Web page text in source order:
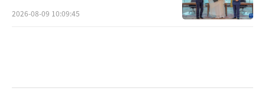
2026-08-09 10:09:45